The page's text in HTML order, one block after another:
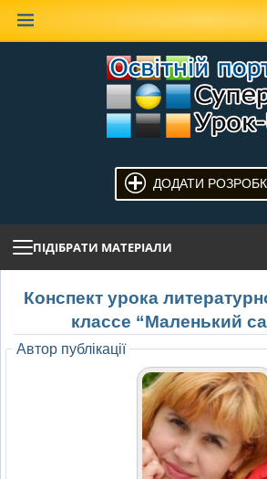
ДОДАТИ
ПІДІБРАТИ МАТЕРІАЛИ
Конспект урока
классе “Маленький
Автор публікації